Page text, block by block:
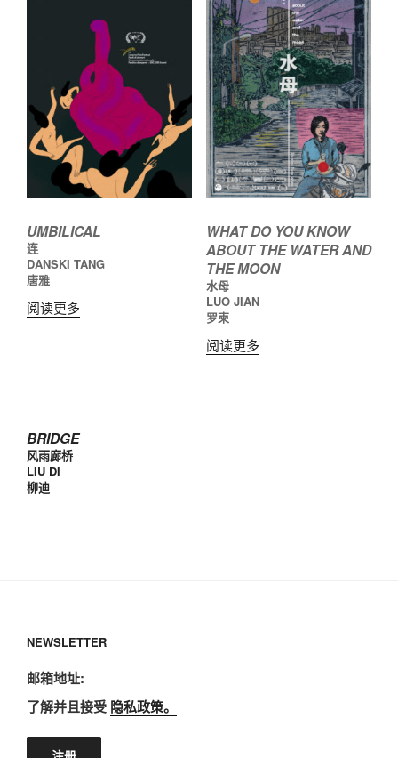
UMBILICAL
连
DANSKI TANG
唐雅
阅读更多
WHAT DO YOU KNOW
ABOUT THE WATER AND
THE MOON
水母
LUO JIAN
罗柬
阅读更多
BRIDGE
风雨廊桥
LIU DI
柳迪
NEWSLETTER
邮箱地址:
了解并且接受 隐私政策。